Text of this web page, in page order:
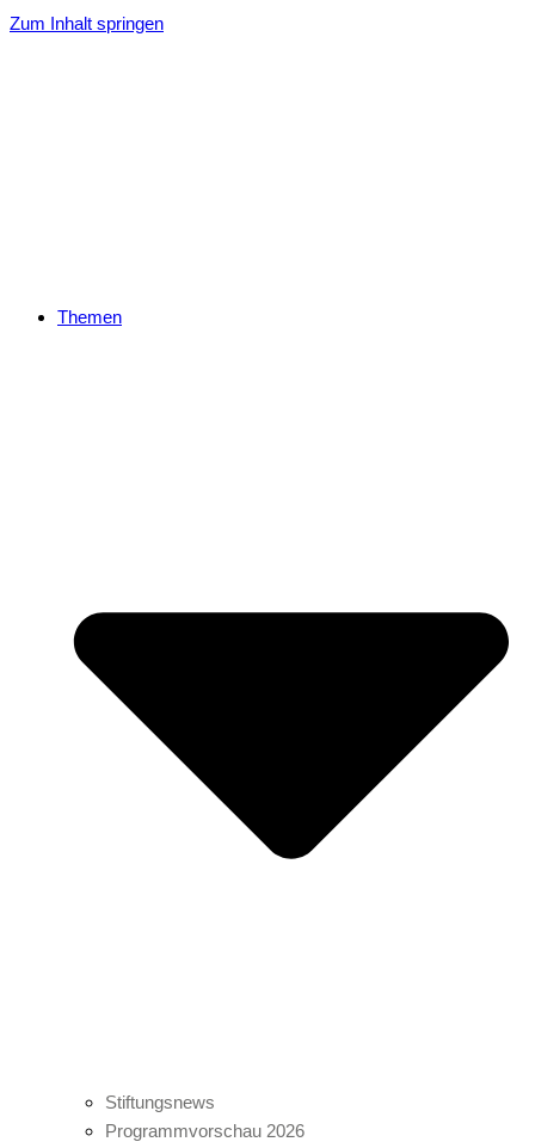
Zum Inhalt springen
Themen
Stiftungsnews
Programmvorschau 2026